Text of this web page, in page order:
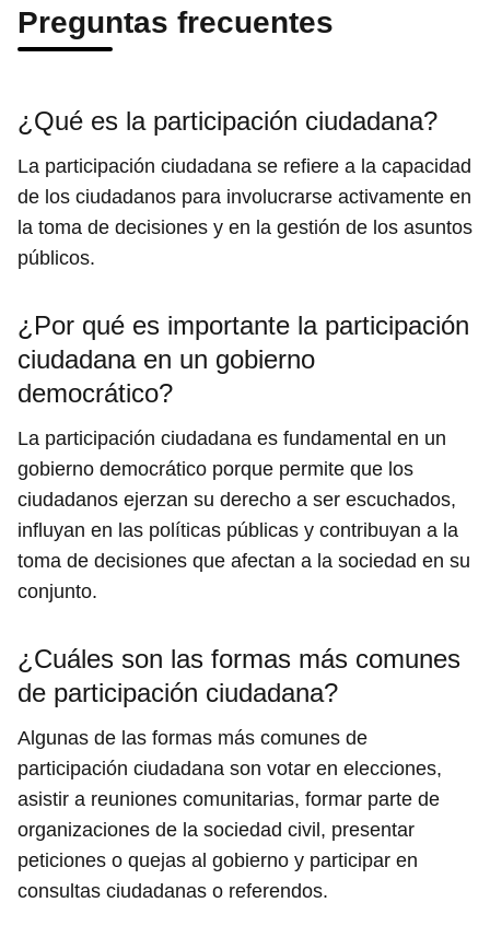
Preguntas frecuentes
¿Qué es la participación ciudadana?
La participación ciudadana se refiere a la capacidad
de los ciudadanos para involucrarse activamente en
la toma de decisiones y en la gestión de los asuntos
públicos.
¿Por qué es importante la participación
ciudadana en un gobierno
democrático?
La participación ciudadana es fundamental en un
gobierno democrático porque permite que los
ciudadanos ejerzan su derecho a ser escuchados,
influyan en las políticas públicas y contribuyan a la
toma de decisiones que afectan a la sociedad en su
conjunto.
¿Cuáles son las formas más comunes
de participación ciudadana?
Algunas de las formas más comunes de
participación ciudadana son votar en elecciones,
asistir a reuniones comunitarias, formar parte de
organizaciones de la sociedad civil, presentar
peticiones o quejas al gobierno y participar en
consultas ciudadanas o referendos.